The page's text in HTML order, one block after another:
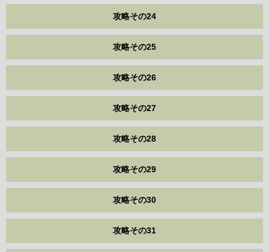
攻略その24
攻略その25
攻略その26
攻略その27
攻略その28
攻略その29
攻略その30
攻略その31